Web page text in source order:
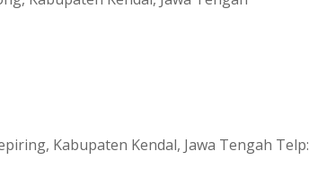
Kabupaten Kendal, Jawa Tengah Telp: